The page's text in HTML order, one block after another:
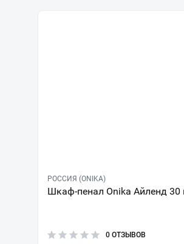
РОССИЯ (ONIKA)
Шкаф-пенал Onika Айленд 30
0 ОТЗЫВОВ